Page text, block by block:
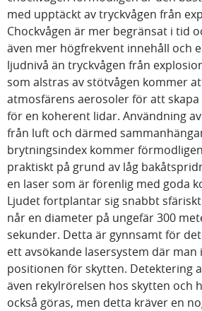
med upptäckt av tryckvågen från
Chockvågen är mer begränsat i tid
även mer högfrekvent innehåll och
ljudnivå än tryckvågen från
som alstras av stötvågen kommer
atmosfärens aerosoler för att
för en koherent lidar. Användning
från luft och därmed
brytningsindex kommer
praktiskt på grund av låg
en laser som är förenlig med goda
Ljudet fortplantar sig snabbt
når en diameter på ungefär 300
sekunder. Detta är gynnsamt för
ett avsökande lasersystem där man
positionen för skytten. Detektering
även rekylrörelsen hos skytten och
också göras, men detta kräver en